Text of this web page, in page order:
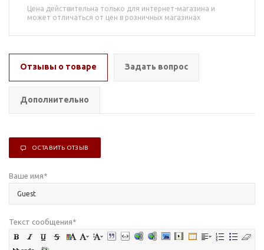
Цена действительна только для интернет-магазина и
может отличаться от цен в розничных магазинах
Отзывы о товаре Задать вопрос
Дополнительно
ОСТАВИТЬ ОТЗЫВ
Ваше имя*
Текст сообщения*